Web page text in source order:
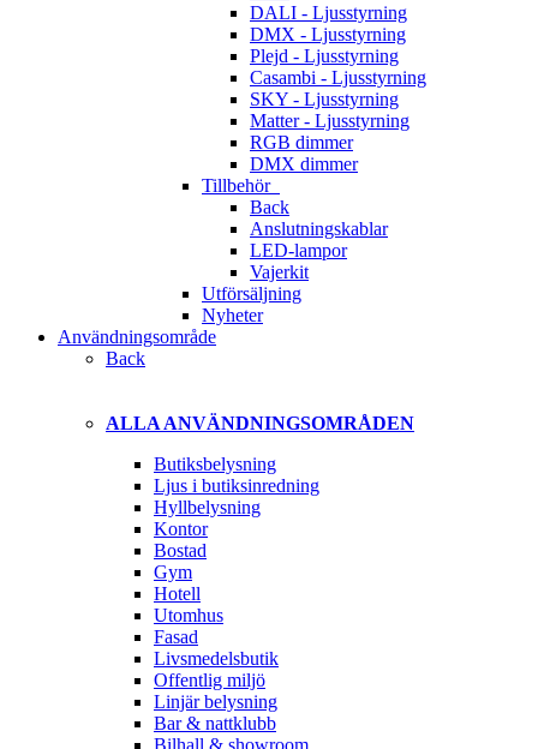
DALI - Ljusstyrning
DMX - Ljusstyrning
Plejd - Ljusstyrning
Casambi - Ljusstyrning
SKY - Ljusstyrning
Matter - Ljusstyrning
RGB dimmer
DMX dimmer
Tillbehör
Back
Anslutningskablar
LED-lampor
Vajerkit
Utförsäljning
Nyheter
Användningsområde
Back
ALLA ANVÄNDNINGSOMRÅDEN
Butiksbelysning
Ljus i butiksinredning
Hyllbelysning
Kontor
Bostad
Gym
Hotell
Utomhus
Fasad
Livsmedelsbutik
Offentlig miljö
Linjär belysning
Bar & nattklubb
Bilhall & showroom